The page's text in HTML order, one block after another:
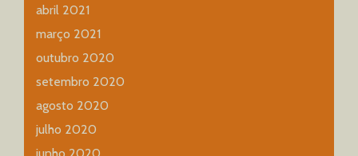
abril 2021
março 2021
outubro 2020
setembro 2020
agosto 2020
julho 2020